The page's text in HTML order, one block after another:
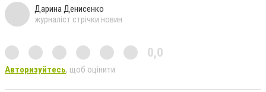
Дарина Денисенко
журналіст стрічки новин
0,0
Авторизуйтесь, щоб оцінити